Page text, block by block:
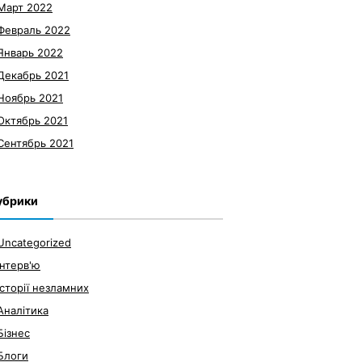
2022
2022
2022
2021
2021
2021
2021
незламних